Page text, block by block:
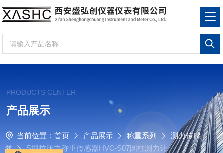
PRODUCTS CENTER
产品展示
当前位置： 首页 产品展示 称重系列
测力传感
器
S型拉压力称重传感器HVC-S07圆柱测力计